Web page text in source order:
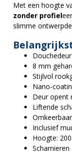
Met een hoogte
zonder profiel
slimme
8 mm
Stijlvol
Nano-
Deur opent
Liftende
Inclusief
Hoogte: